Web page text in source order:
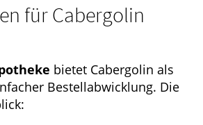
für Cabergolin
bietet Cabergolin als
Bestellabwicklung. Die